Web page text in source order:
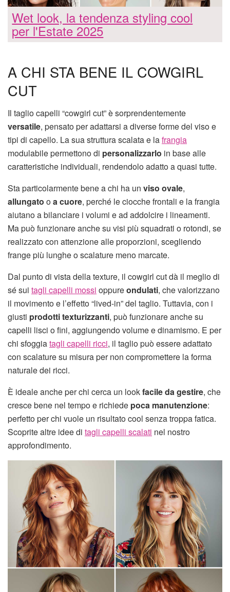
Wet look, la tendenza styling cool
per l'Estate 2025
A CHI STA BENE IL COWGIRL
CUT
Il taglio capelli “cowgirl cut” è sorprendentemente
versatile, pensato per adattarsi a diverse forme del viso e
tipi di capello. La sua struttura scalata e lafrangia
modulabile permettono di personalizzarlo in base alle
caratteristiche individuali, rendendolo adatto a quasi tutte.
Sta particolarmente bene a chi ha un viso ovale,
allungato oa cuore, perché le ciocche frontali e la frangia
aiutano a bilanciare i volumi e ad addolcire i lineamenti.
Ma può funzionare anche su visi più squadrati o rotondi, se
realizzato con attenzione alle proporzioni, scegliendo
frange più lunghe o scalature meno marcate.
Dal punto di vista della texture, il cowgirl cut dà il meglio di
sé sui tagli capelli mossi oppureondulati, che valorizzano
il movimento e l’effetto “lived-in” del taglio. Tuttavia, con i
giusti prodotti texturizzanti, può funzionare anche su
capelli lisci o fini, aggiungendo volume e dinamismo. E per
chi sfoggiatagli capelli ricci, il taglio può essere adattato
con scalature su misura per non compromettere la forma
naturale dei ricci.
È ideale anche per chi cerca un lookfacile da gestire, che
cresce bene nel tempo e richiede poca manutenzione:
perfetto per chi vuole un risultato cool senza troppa fatica.
Scoprite altre idee di tagli capelli scalati nel nostro
approfondimento.